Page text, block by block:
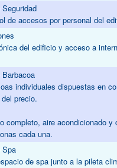
de accesos por personal del
del edificio y acceso a
individuales dispuestas en
precio.
completo, aire acondicionado y
cada una.
Spa
de spa junto a la pileta